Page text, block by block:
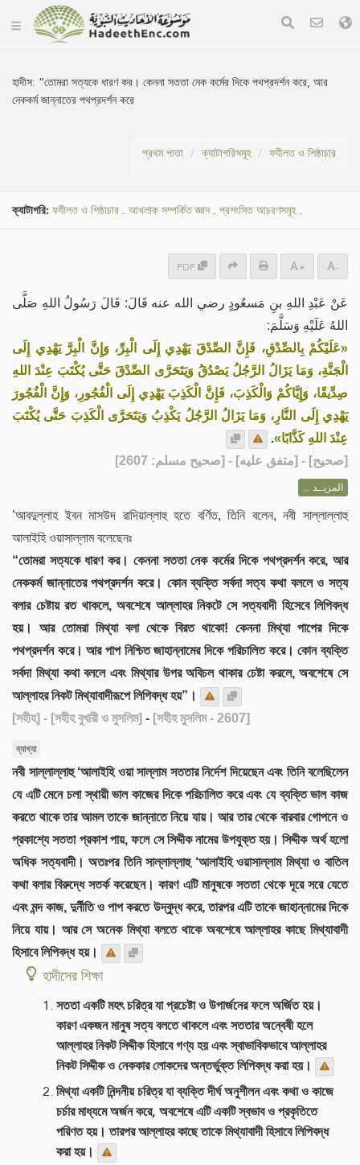
হাদীস: “তোমরা সত্যকে ধারণ কর। কেননা সততা নেক কর্মের দিকে পথপ্রদর্শন করে, আর
নেককর্ম জান্নাতের পথপ্রদর্শন করে
প্রথম পাতা ক্যাটাগরিসমূহ ফযীলত ও শিষ্ঠাচার
ক্যাটাগরি: ফযীলত ও শিষ্ঠাচার . আখলাক সম্পর্কিত জ্ঞান. প্রশংসিত আচরণসমূহ.
PDF + -
عَنْ عَبْدِ اللهِ بنِ مَسعُودٍ رضي الله عنه قَالَ: قَالَ رَسُولُ اللهِ صَلَّى
اللهُ عَلَيْهِ وَسَلَّمَ:
«عَلَيْكُمْ بِالصِّدْقِ، فَإِنَّ الصِّدْقَ يَهْدِي إِلَى الْبِرِّ، وَإِنَّ الْبِرَّ يَهْدِي إِلَى
الْجَنَّةِ، وَمَا يَزَالُ الرَّجُلُ يَصْدُقُ وَيَتَحَرَّى الصِّدْقَ حَتَّى يُكْتَبَ عِنْدَ اللهِ
صِدِّيقًا، وَإِيَّاكُمْ وَالْكَذِبَ، فَإِنَّ الْكَذِبَ يَهْدِي إِلَى الْفُجُورِ، وَإِنَّ الْفُجُورَ
يَهْدِي إِلَى النَّارِ، وَمَا يَزَالُ الرَّجُلُ يَكْذِبُ وَيَتَحَرَّى الْكَذِبَ حَتَّى يُكْتَبَ
عِنْدَ اللهِ كَذَّابًا».
[صحيح] - [متفق عليه] - [صحيح مسلم: 2607]
المزيــد ...
’আবদুল্লাহ ইবন মাসউদ রাদিয়াল্লাহু হতে বর্ণিত, তিনি বলেন, নবী সাল্লাল্লাহু
আলাইহি ওয়াসাল্লাম বলেছেনঃ
“তোমরা সত্যকে ধারণ কর। কেননা সততা নেক কর্মের দিকে পথপ্রদর্শন করে, আর
নেককর্ম জান্নাতের পথপ্রদর্শন করে। কোন ব্যক্তি সর্বদা সত্য কথা বললে ও সত্য
বলার চেষ্টায় রত থাকলে, অবশেষে আল্লাহর নিকটে সে সত্যবাদী হিসেবে লিপিবদ্ধ
হয়। আর তোমরা মিথ্যা বলা থেকে বিরত থাকো! কেননা মিথ্যা পাপের দিকে
পথপ্রদর্শন করে। আর পাপ নিশ্চিত জাহান্নামের দিকে পরিচালিত করে। কোন ব্যক্তি
সর্বদা মিথ্যা কথা বললে এবং মিথ্যার উপর অবিচল থাকার চেষ্টা করলে, অবশেষে সে
আল্লাহর নিকট মিথ্যাবাদীরূপে লিপিবদ্ধ হয়”।
[সহীহ] - [সহীহ বুখারী ও মুসলিম] - [সহীহ মুসলিম - 2607]
ব্যাখ্যা
নবী সাল্লাল্লাহু ‘আলাইহি ওয়া সাল্লাম সততার নির্দেশ দিয়েছেন এবং তিনি বলেছিলেন
যে এটি মেনে চলা স্থায়ী ভাল কাজের দিকে পরিচালিত করে এবং যে ব্যক্তি ভাল কাজ
করতে থাকে তার আমল তাকে জান্নাতে নিয়ে যায়। আর তার থেকে বারবার গোপনে ও
প্রকাশ্যে সততা প্রকাশ পায়, ফলে সে সিদ্দীক নামের উপযুক্ত হয়। সিদ্দীক অর্থ হলো
অধিক সত্যবাদী। অতঃপর তিনি সাল্লাল্লাহু ‘আলাইহি ওয়াসাল্লাম মিথ্যা ও বাতিল
কথা বলার বিরুদ্ধে সতর্ক করেছেন। কারণ এটি মানুষকে সততা থেকে দূরে সরে যেতে
এবং মন্দ কাজ, দুর্নীতি ও পাপ করতে উদ্বুদ্ধ করে, তারপর এটি তাকে জাহান্নামের দিকে
নিয়ে যায়। আর সে অনেক মিথ্যা বলতে থাকে অবশেষে আল্লাহর কাছে মিথ্যাবাদী
হিসাবে লিপিবদ্ধ হয়।
হাদীসের শিক্ষা
সততা একটি মহৎ চরিত্র যা প্রচেষ্টা ও উপার্জনের ফলে অর্জিত হয়।
কারণ একজন মানুষ সত্য বলতে থাকলে এবং সততার অন্বেষী হলে
আল্লাহর নিকট সিদ্দীক হিসাবে গণ্য হয় এবং স্বাভাবিকভাবে আল্লাহর
নিকট সিদ্দীক ও নেককার লোকদের অন্তর্ভুক্ত লিপিবদ্ধ করা হয়।
মিথ্যা একটি নিন্দনীয় চরিত্র যা ব্যক্তি দীর্ঘ অনুশীলন এবং কথা ও কাজে
চর্চার মাধ্যমে অর্জন করে, অবশেষে এটি একটি স্বভাব ও প্রকৃতিতে
পরিণত হয়। তারপর আল্লাহর কাছে তাকে মিথ্যাবাদী হিসাবে লিপিবদ্ধ
করা হয়।